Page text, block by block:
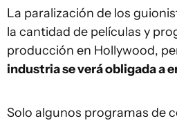
La paralización de los
la cantidad de películas y
producción en Hollywood,
industria se verá obligada a
Solo algunos programas de